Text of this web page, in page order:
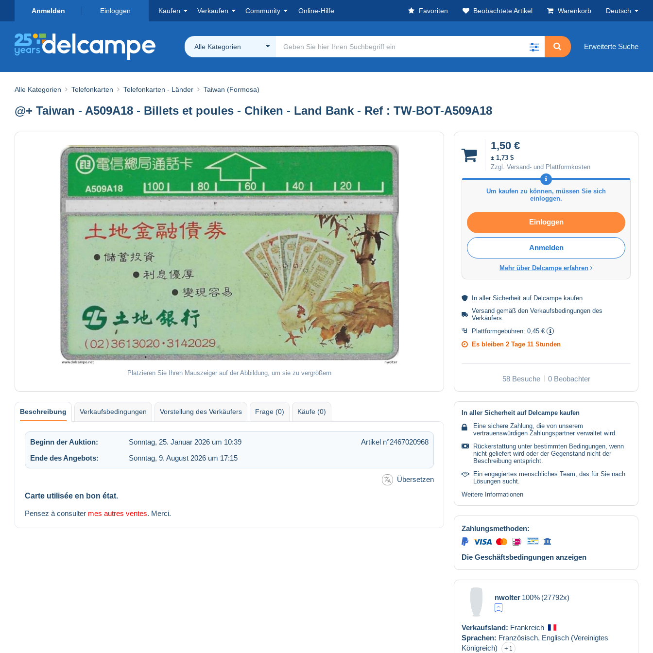
Anmelden Einloggen Kaufen Verkaufen Community Online-Hilfe Favoriten Beobachtete Artikel Warenkorb Deutsch
Alle Kategorien Erweiterte Suche
Alle Kategorien Telefonkarten Telefonkarten - Länder Taiwan (Formosa)
@+ Taiwan - A509A18 - Billets et poules - Chiken - Land Bank - Ref : TW-BOT-A509A18
Platzieren Sie Ihren Mauszeiger auf der Abbildung, um sie zu vergrößern
1,50 €
± 1,73 $
Zzgl. Versand- und Plattformkosten
Um kaufen zu können, müssen Sie sich
einloggen.
Einloggen
Anmelden
Mehr über Delcampe erfahren
In aller Sicherheit auf Delcampe kaufen
Versand gemäß den Verkaufsbedingungen des
Verkäufers
Plattformgebühren: 0,45 €
Es bleiben 2 Tage 11 Stunden
58 Besuche 0 Beobachter
Beschreibung Verkaufsbedingungen Vorstellung des Verkäufers Frage (0) Käufe (0)
Beginn der Auktion: Sonntag, 25. Januar 2026 um 10:39
Artikel n°2467020968
Ende des Angebots:
Sonntag, 9. August 2026 um 17:15
Übersetzen
Carte utilisée en bon état.
Pensez à consulter mes autres ventes. Merci.
In aller Sicherheit auf Delcampe kaufen
Eine sichere Zahlung, die von unserem
vertrauenswürdigen Zahlungspartner verwaltet wird.
Rückerstattung unter bestimmten Bedingungen, wenn
nicht geliefert wird oder der Gegenstand nicht der
Beschreibung entspricht.
Ein engagiertes menschliches Team, das für Sie nach
Lösungen sucht.
Weitere Informationen
Zahlungsmethoden:
Die Geschäftsbedingungen anzeigen
nwolter 100% (27792x)
Verkaufsland: Frankreich
Sprachen: Französisch, Englisch (Vereinigtes
Königreich)
1